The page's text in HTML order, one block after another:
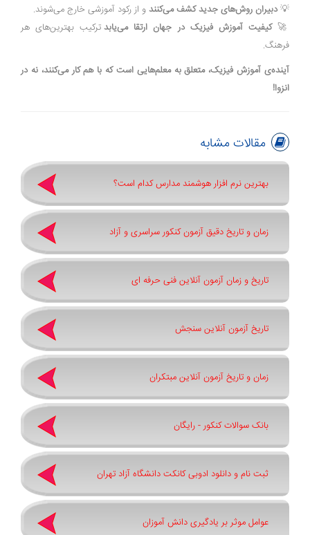
💡دبیران روش‌های جدید کشف می‌کنند و از رکود آموزشی خارج می‌شوند.
🚀کیفیت آموزش فیزیک در جهان ارتقا می‌یابدترکیب بهترین‌های هر
فرهنگ.
آینده‌ی آموزش فیزیک، متعلق به معلم‌هایی است که با هم کار می‌کنند، نه در
انزوا!
مقالات مشابه
بهترین نرم افزار هوشمند مدارس کدام است؟
زمان و تاریخ دقیق آزمون کنکور سراسری و آزاد
تاریخ و زمان آزمون آنلاین فنی حرفه ای
تاریخ آزمون آنلاین سنجش
زمان و تاریخ آزمون آنلاین مبتکران
بانک سوالات کنکور - رایگان
ثبت نام و دانلود ادوبی کانکت دانشگاه آزاد تهران
عوامل موثر بر یادگیری دانش آموزان